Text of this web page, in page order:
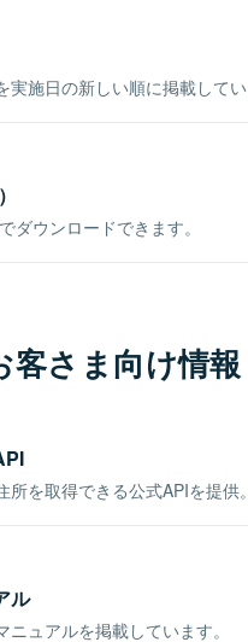
施日の新しい順に掲載してい
ダウンロードできます。
客さま向け情報
を取得できる公式APIを提供。
ル
ュアルを掲載しています。